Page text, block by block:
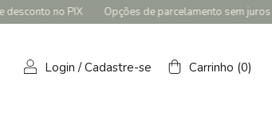
de parcelamento sem juros Frete grátis para
Login /Cadastre-se Carrinho (0)